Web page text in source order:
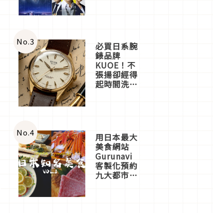
No.3 必買日系腕
錶品牌
KUOE！不
張揚卻經得
起時間洗鍊
No.4 用日本最大
美食網站
Gurunavi
客製化預約
九大都市餐